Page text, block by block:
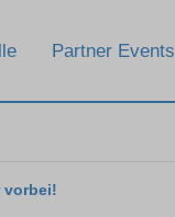
Partner Events
vorbei!